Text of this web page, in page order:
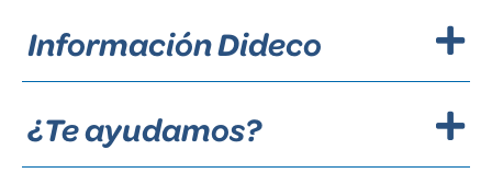
Información Dideco
¿Te ayudamos?